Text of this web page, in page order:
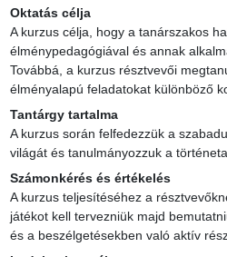
Oktatás célja
A kurzus célja, hogy a tanárszakos
élménypedagógiával és annak
Továbbá, a kurzus résztvevői
élményalapú feladatokat különböző
Tantárgy tartalma
A kurzus során felfedezzük a
világát és tanulmányozzuk a
Számonkérés és értékelés
A kurzus teljesítéséhez a
játékot kell tervezniük majd
és a beszélgetésekben való aktív